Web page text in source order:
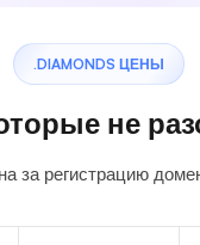
.DIAMONDS ЦЕНЫ
не
за регистрацию